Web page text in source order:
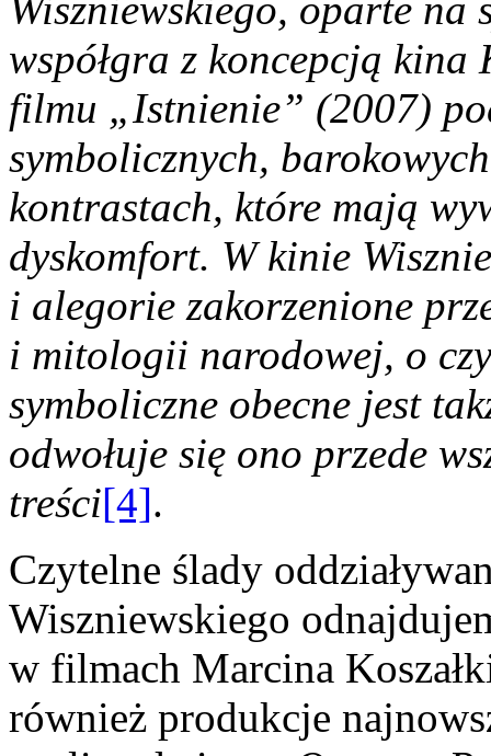
Wiszniewskiego, oparte
współgra z koncepcją kina
filmu „Istnienie” (2007)
symbolicznych,
kontrastach, które mają
dyskomfort. W kinie
i alegorie zakorzenione
i mitologii narodowej, o
symboliczne obecne jest
odwołuje się ono przede
treści[4].
Czytelne ślady
Wiszniewskiego
w filmach Marcina
również produkcje